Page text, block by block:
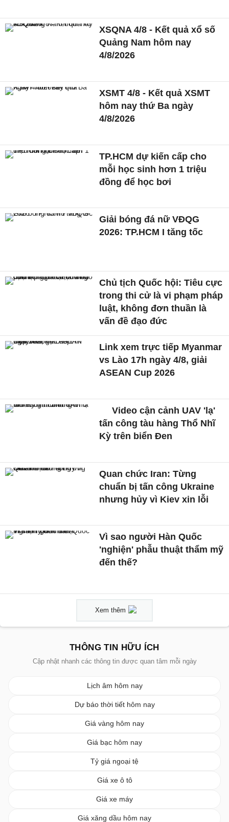
XSQNA 4/8 - Kết quả xổ số
Quảng Nam hôm nay
4/8/2026
XSMT 4/8 - Kết quả XSMT
hôm nay thứ Ba ngày
4/8/2026
TP.HCM dự kiến cấp cho
mỗi học sinh hơn 1 triệu
đồng để học bơi
Giải bóng đá nữ VĐQG
2026: TP.HCM I tăng tốc
Chủ tịch Quốc hội: Tiêu cực
trong thi cử là vi phạm pháp
luật, không đơn thuần là
vấn đề đạo đức
Link xem trực tiếp Myanmar
vs Lào 17h ngày 4/8, giải
ASEAN Cup 2026
Video cận cảnh UAV 'lạ'
tấn công tàu hàng Thổ Nhĩ
Kỳ trên biển Đen
Quan chức Iran: Từng
chuẩn bị tấn công Ukraine
nhưng hủy vì Kiev xin lỗi
Vì sao người Hàn Quốc
'nghiện' phẫu thuật thẩm mỹ
đến thế?
Xem thêm
THÔNG TIN HỮU ÍCH
Cập nhật nhanh các thông tin được quan tâm mỗi ngày
Lịch âm hôm nay
Dự báo thời tiết hôm nay
Giá vàng hôm nay
Giá bạc hôm nay
Tỷ giá ngoại tệ
Giá xe ô tô
Giá xe máy
Giá xăng dầu hôm nay